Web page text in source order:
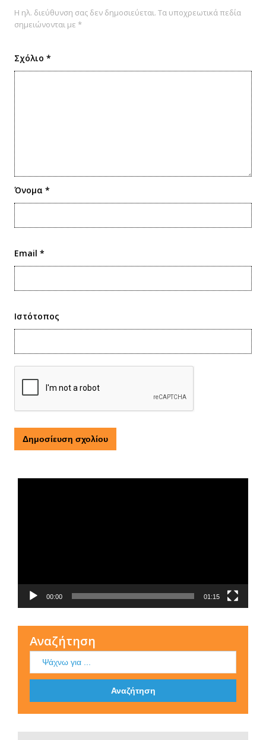
Η ηλ. διεύθυνση σας δεν δημοσιεύεται. Τα υποχρεωτικά πεδία
σημειώνονται με *
Σχόλιο *
Όνομα *
Email *
Ιστότοπος
00:00 01:15
Αναζήτηση